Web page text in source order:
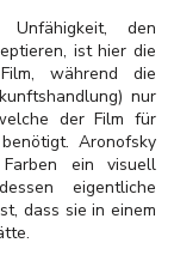
Unfähigkeit, den
ist hier die
während die
nur
der Film für
Aronofsky
ein visuell
eigentliche
dass sie in einem